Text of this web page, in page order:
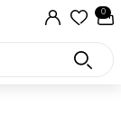
0